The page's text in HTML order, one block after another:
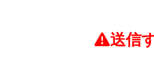
送信